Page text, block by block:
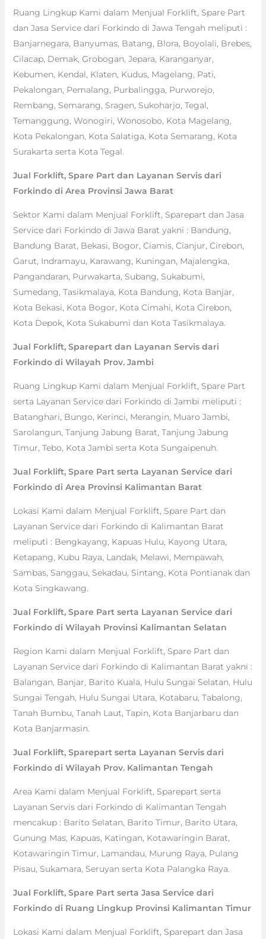
Ruang Lingkup Kami dalam Menjual Forklift, Spare Part
dan Jasa Service dari Forkindo di Jawa Tengah meliputi :
Banjarnegara, Banyumas, Batang, Blora, Boyolali, Brebes,
Cilacap, Demak, Grobogan, Jepara, Karanganyar,
Kebumen, Kendal, Klaten, Kudus, Magelang, Pati,
Pekalongan, Pemalang, Purbalingga, Purworejo,
Rembang, Semarang, Sragen, Sukoharjo, Tegal,
Temanggung, Wonogiri, Wonosobo, Kota Magelang,
Kota Pekalongan, Kota Salatiga, Kota Semarang, Kota
Surakarta serta Kota Tegal.
Jual Forklift, Spare Part dan Layanan Servis dari
Forkindo di Area Provinsi Jawa Barat
Sektor Kami dalam Menjual Forklift, Sparepart dan Jasa
Service dari Forkindo di Jawa Barat yakni : Bandung,
Bandung Barat, Bekasi, Bogor, Ciamis, Cianjur, Cirebon,
Garut, Indramayu, Karawang, Kuningan, Majalengka,
Pangandaran, Purwakarta, Subang, Sukabumi,
Sumedang, Tasikmalaya, Kota Bandung, Kota Banjar,
Kota Bekasi, Kota Bogor, Kota Cimahi, Kota Cirebon,
Kota Depok, Kota Sukabumi dan Kota Tasikmalaya.
Jual Forklift, Sparepart dan Layanan Servis dari
Forkindo di Wilayah Prov. Jambi
Ruang Lingkup Kami dalam Menjual Forklift, Spare Part
serta Layanan Service dari Forkindo di Jambi meliputi :
Batanghari, Bungo, Kerinci, Merangin, Muaro Jambi,
Sarolangun, Tanjung Jabung Barat, Tanjung Jabung
Timur, Tebo, Kota Jambi serta Kota Sungaipenuh.
Jual Forklift, Spare Part serta Layanan Service dari
Forkindo di Area Provinsi Kalimantan Barat
Lokasi Kami dalam Menjual Forklift, Spare Part dan
Layanan Service dari Forkindo di Kalimantan Barat
meliputi : Bengkayang, Kapuas Hulu, Kayong Utara,
Ketapang, Kubu Raya, Landak, Melawi, Mempawah,
Sambas, Sanggau, Sekadau, Sintang, Kota Pontianak dan
Kota Singkawang.
Jual Forklift, Spare Part serta Layanan Service dari
Forkindo di Wilayah Provinsi Kalimantan Selatan
Region Kami dalam Menjual Forklift, Spare Part dan
Layanan Service dari Forkindo di Kalimantan Barat yakni :
Balangan, Banjar, Barito Kuala, Hulu Sungai Selatan, Hulu
Sungai Tengah, Hulu Sungai Utara, Kotabaru, Tabalong,
Tanah Bumbu, Tanah Laut, Tapin, Kota Banjarbaru dan
Kota Banjarmasin.
Jual Forklift, Sparepart serta Layanan Servis dari
Forkindo di Wilayah Prov. Kalimantan Tengah
Area Kami dalam Menjual Forklift, Sparepart serta
Layanan Servis dari Forkindo di Kalimantan Tengah
mencakup : Barito Selatan, Barito Timur, Barito Utara,
Gunung Mas, Kapuas, Katingan, Kotawaringin Barat,
Kotawaringin Timur, Lamandau, Murung Raya, Pulang
Pisau, Sukamara, Seruyan serta Kota Palangka Raya.
Jual Forklift, Spare Part serta Jasa Service dari
Forkindo di Ruang Lingkup Provinsi Kalimantan Timur
Lokasi Kami dalam Menjual Forklift, Sparepart dan Jasa